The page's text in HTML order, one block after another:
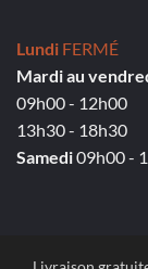
Lundi FERMÉ
Mardi au
09h00 - 12h00
13h30 - 18h30
Samedi09h00 -